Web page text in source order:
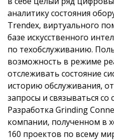
аналитику состояния
Trendex, виртуального
базе искусственного
по техобслуживанию.
возможность в режиме
отслеживать состояние
историю обслуживания,
запросы и связываться со
Разработка Grinding
компании, полученном в
160 проектов по всему